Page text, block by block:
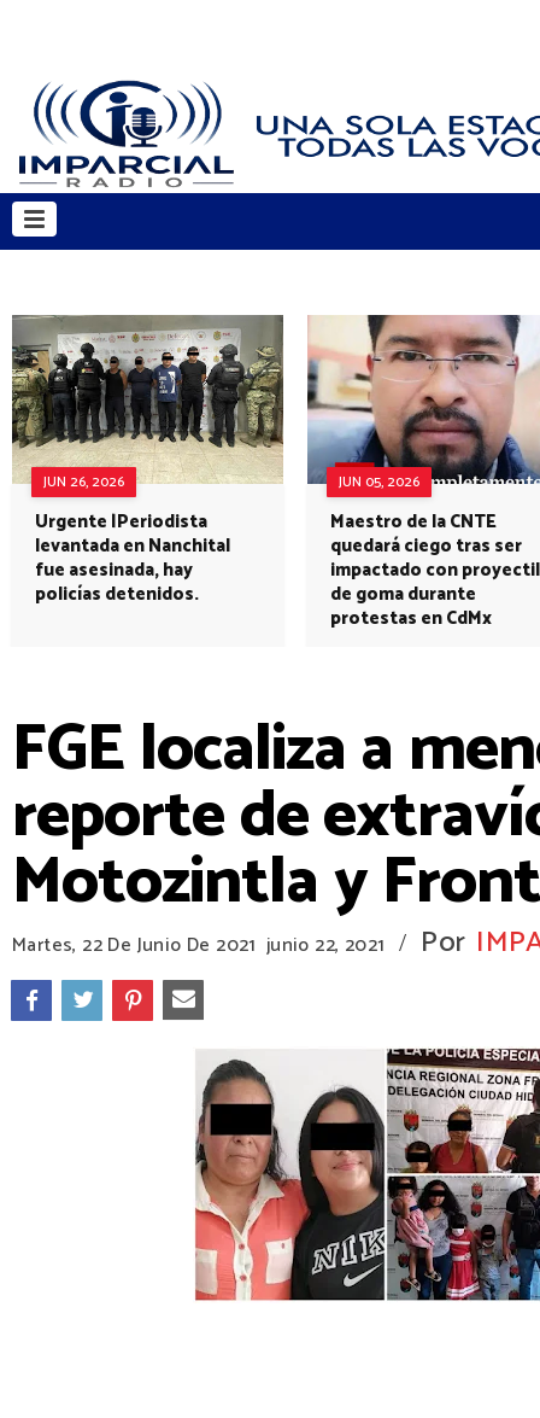
JUN 26, 2026
Urgente |Periodista
levantada en Nanchital
fue asesinada, hay
policías detenidos.
JUN 05, 2026
Maestro de la CNTE
quedará ciego tras ser
impactado con proyectil
de goma durante
protestas en CdMx
FGE localiza a
reporte de
Motozintla y
Martes, 22 De Junio De 2021 junio 22, 2021 / Por